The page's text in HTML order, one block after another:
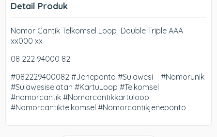
Detail Produk
Nomor Cantik Telkomsel Loop Double Triple AAA
xx000 xx
08 222 94000 82
#082229400082 #Jeneponto #Sulawesi #Nomorunik
#Sulawesiselatan #KartuLoop #Telkomsel
#nomorcantik #Nomorcantikkartuloop
#Nomorcantiktelkomsel #Nomorcantikjeneponto